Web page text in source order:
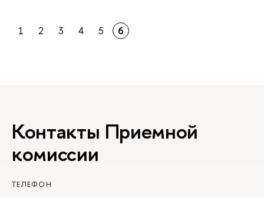
1 2 3 4 5 6
Контакты Приемной
комиссии
ТЕЛЕФОН